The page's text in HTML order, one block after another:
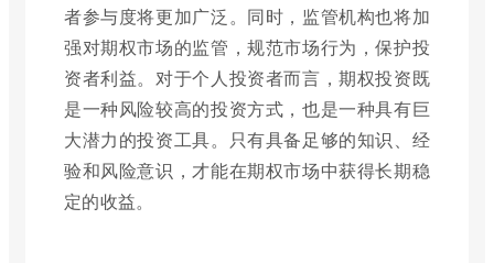
者参与度将更加广泛。同时，监管机构也将加
强对期权市场的监管，规范市场行为，保护投
资者利益。对于个人投资者而言，期权投资既
是一种风险较高的投资方式，也是一种具有巨
大潜力的投资工具。只有具备足够的知识、经
验和风险意识，才能在期权市场中获得长期稳
定的收益。